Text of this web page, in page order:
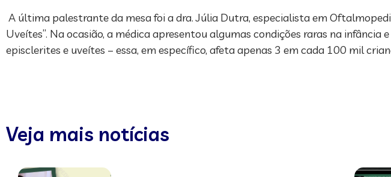
A última palestrante da mesa foi a dra. Júlia Dutra, especialista em
Uveítes”. Na ocasião, a médica apresentou algumas condições raras na
episclerites e uveítes – essa, em específico, afeta apenas 3 em cada 100 mil
Veja mais notícias